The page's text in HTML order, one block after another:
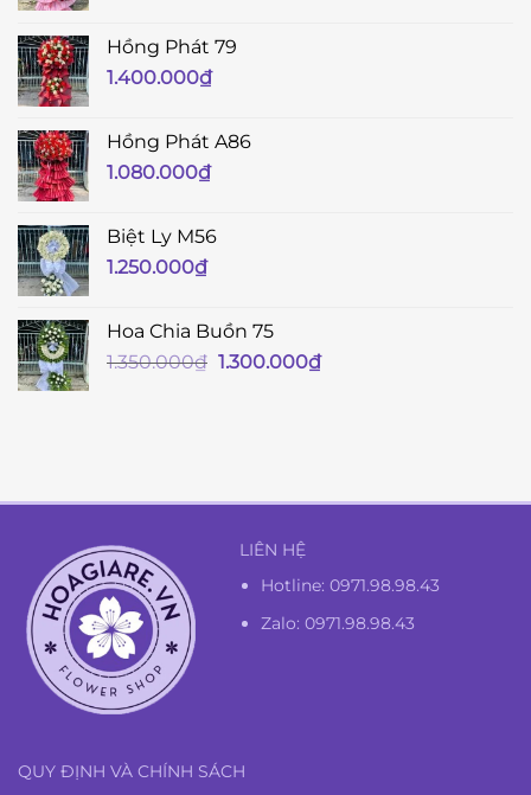
Hồng Phát 79
1.400.000₫
Hồng Phát A86
1.080.000₫
Biệt Ly M56
1.250.000₫
Hoa Chia Buồn 75
1.350.000₫ Giá
1.300.000₫Giá
LIÊN HỆ
Hotline:0971.98.98.43
Zalo: 0971.98.98.43
QUY ĐỊNH VÀ CHÍNH SÁCH